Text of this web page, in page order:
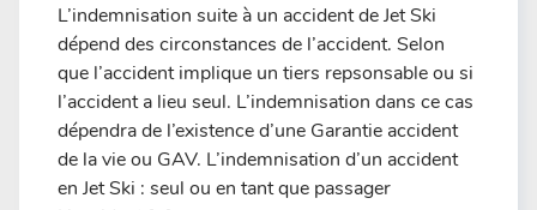
L’indemnisation suite à un accident de Jet Ski
dépend des circonstances de l’accident. Selon
que l’accident implique un tiers repsonsable ou si
l’accident a lieu seul. L’indemnisation dans ce cas
dépendra de l’existence d’une Garantie accident
de la vie ou GAV. L’indemnisation d’un accident
en Jet Ski : seul ou en tant que passager